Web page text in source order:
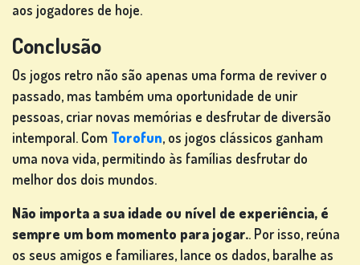
aos jogadores de hoje.
Conclusão
Os jogos retro não são apenas uma forma de reviver o
passado, mas também uma oportunidade de unir
pessoas, criar novas memórias e desfrutar de diversão
intemporal. Com Torofun, os jogos clássicos ganham
uma nova vida, permitindo às famílias desfrutar do
melhor dos dois mundos.
Não importa a sua idade ou nível de experiência, é
sempre um bom momento para jogar.. Por isso, reúna
os seus amigos e familiares, lance os dados, baralhe as